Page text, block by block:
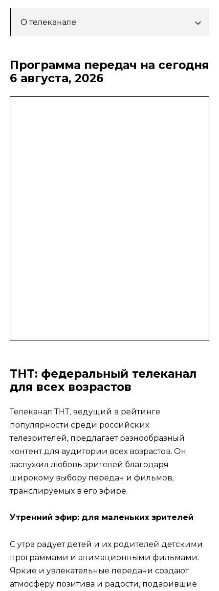
О телеканале
Программа передач на сегодня
6 августа, 2026
ТНТ: федеральный телеканал
для всех возрастов
Телеканал ТНТ, ведущий в рейтинге
популярности среди российских
телезрителей, предлагает разнообразный
контент для аудитории всех возрастов. Он
заслужил любовь зрителей благодаря
широкому выбору передач и фильмов,
транслируемых в его эфире.
Утренний эфир: для маленьких зрителей
С утра радует детей и их родителей детскими
программами и анимационными фильмами.
Яркие и увлекательные передачи создают
атмосферу позитива и радости, подарившие